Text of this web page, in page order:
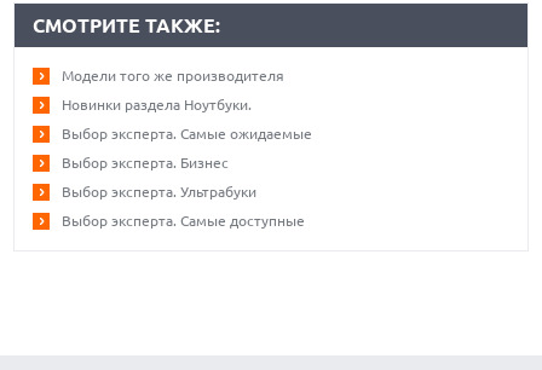
СМОТРИТЕ ТАКЖЕ:
Модели того же производителя
Новинки раздела Ноутбуки.
Выбор эксперта. Самые ожидаемые
Выбор эксперта. Бизнес
Выбор эксперта. Ультрабуки
Выбор эксперта. Самые доступные